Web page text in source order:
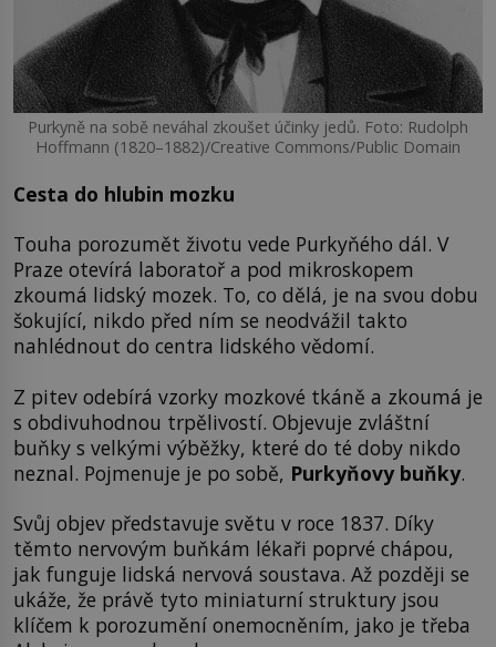
Purkyně na sobě neváhal zkoušet účinky jedů. Foto: Rudolph
Hoffmann (1820–1882)/Creative Commons/Public Domain
Cesta do hlubin mozku
Touha porozumět životu vede Purkyňého dál. V
Praze otevírá laboratoř a pod mikroskopem
zkoumá lidský mozek. To, co dělá, je na svou dobu
šokující, nikdo před ním se neodvážil takto
nahlédnout do centra lidského vědomí.
Z pitev odebírá vzorky mozkové tkáně a zkoumá je
s obdivuhodnou trpělivostí. Objevuje zvláštní
buňky s velkými výběžky, které do té doby nikdo
neznal. Pojmenuje je po sobě, Purkyňovy buňky.
Svůj objev představuje světu v roce 1837. Díky
těmto nervovým buňkám lékaři poprvé chápou,
jak funguje lidská nervová soustava. Až později se
ukáže, že právě tyto miniaturní struktury jsou
klíčem k porozumění onemocněním, jako je třeba